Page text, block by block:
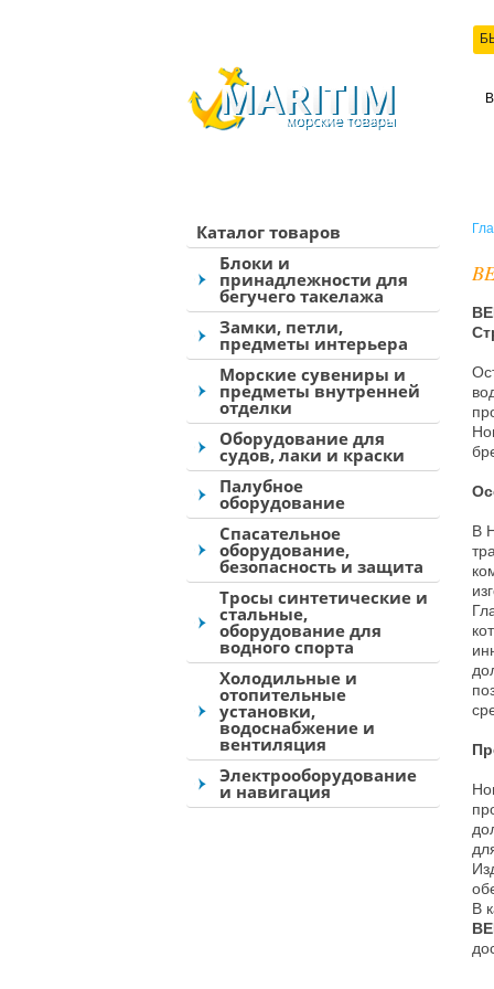
Каталог товаров
Блоки и
принадлежности для
бегучего такелажа
Замки, петли,
предметы интерьера
Морские сувениры и
предметы внутренней
отделки
Оборудование для
судов, лаки и краски
Палубное
оборудование
Спасательное
оборудование,
безопасность и защита
Тросы синтетические и
стальные,
оборудование для
водного спорта
Холодильные и
отопительные
установки,
водоснабжение и
вентиляция
Электрооборудование
и навигация
В
В